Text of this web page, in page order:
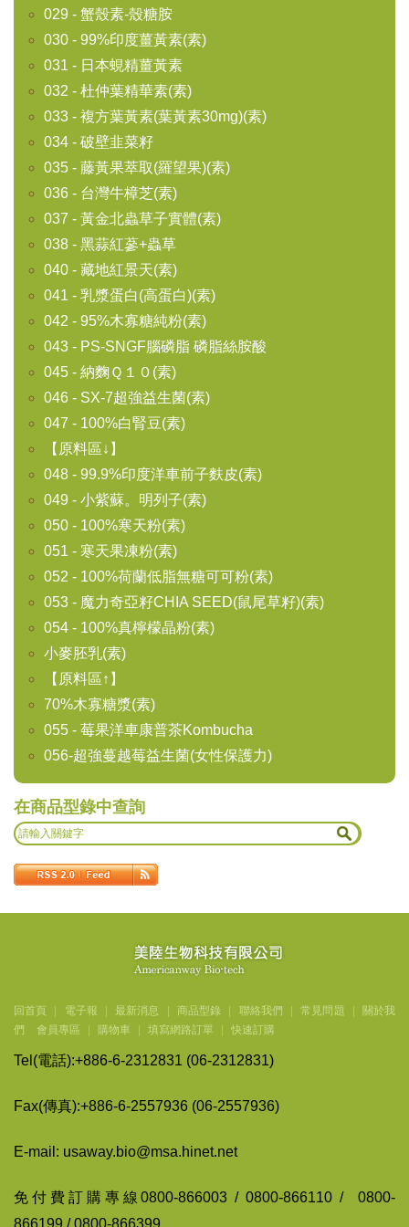
029 - 蟹殼素-殼糖胺
030 - 99%印度薑黃素(素)
031 - 日本蜆精薑黃素
032 - 杜仲葉精華素(素)
033 - 複方葉黃素(葉黃素30mg)(素)
034 - 破壁韭菜籽
035 - 藤黃果萃取(羅望果)(素)
036 - 台灣牛樟芝(素)
037 - 黃金北蟲草子實體(素)
038 - 黑蒜紅蔘+蟲草
040 - 藏地紅景天(素)
041 - 乳漿蛋白(高蛋白)(素)
042 - 95%木寡糖純粉(素)
043 - PS-SNGF腦磷脂 磷脂絲胺酸
045 - 納麴Ｑ１０(素)
046 - SX-7超強益生菌(素)
047 - 100%白腎豆(素)
【原料區↓】
048 - 99.9%印度洋車前子麩皮(素)
049 - 小紫蘇。明列子(素)
050 - 100%寒天粉(素)
051 - 寒天果凍粉(素)
052 - 100%荷蘭低脂無糖可可粉(素)
053 - 魔力奇亞籽CHIA SEED(鼠尾草籽)(素)
054 - 100%真檸檬晶粉(素)
小麥胚乳(素)
【原料區↑】
70%木寡糖漿(素)
055 - 莓果洋車康普茶Kombucha
056-超強蔓越莓益生菌(女性保護力)
在商品型錄中查詢
回首頁 電子報 最新消息 商品型錄 聯絡我們 常見問題
關於我
們
會員專區 購物車 填寫網路訂單 快速訂購
Tel(電話):+886-6-2312831 (06-2312831)
Fax(傳真):+886-6-2557936 (06-2557936)
E-mail: usaway.bio@msa.hinet.net
免付費訂購專線0800-866003 / 0800-866110 / 0800-